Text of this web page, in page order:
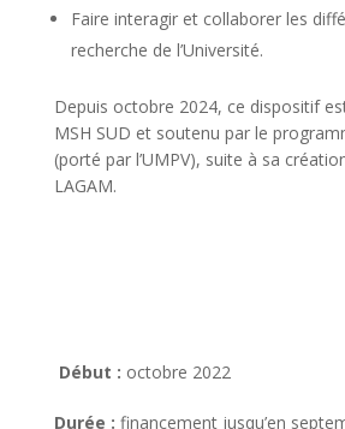
Faire interagir et collaborer les
recherche de l’Université.
Depuis octobre 2024, ce dispositif
MSH SUD et soutenu par le
(porté par l’UMPV), suite à sa
LAGAM.
Début : octobre 2022
Durée : financement jusqu’en